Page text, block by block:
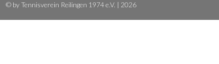
© by Tennisverein Reilingen 1974 e.V. | 2026